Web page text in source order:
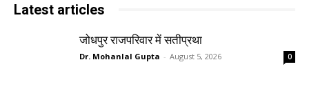
Latest articles
जोधपुर राजपरिवार में सतीप्रथा
Dr. Mohanlal Gupta - August 5, 2026 0